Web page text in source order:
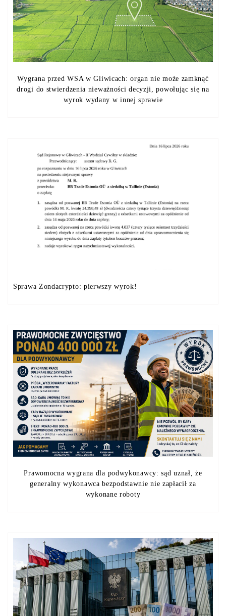
Wygrana przed WSA w Gliwicach: organ nie może zamknąć
drogi do stwierdzenia nieważności decyzji, powołując się na
wyrok wydany w innej sprawie
Sprawa Zondacrypto: pierwszy wyrok!
Prawomocna wygrana dla podwykonawcy: sąd uznał, że
generalny wykonawca bezpodstawnie nie zapłacił za
wykonane roboty